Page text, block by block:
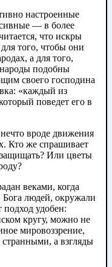
настроенные
— в более
что искры
того, чтобы они
а для того,
подобны
своего господина
«каждый из
поведет его в
вроде движения
Кто же спрашивает
Или цветы
веками, когда
Бога людей, окружали
удобен:
кругу, можно не
мировоззрение,
странными, а взгляды